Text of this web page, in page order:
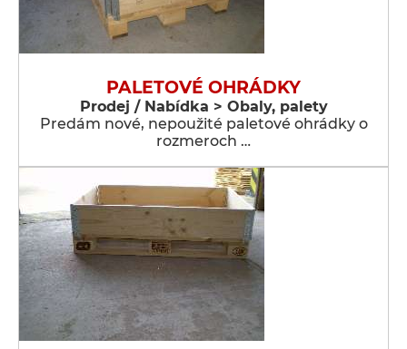
PALETOVÉ OHRÁDKY
Prodej / Nabídka > Obaly, palety
Predám nové, nepoužité paletové ohrádky o
rozmeroch …